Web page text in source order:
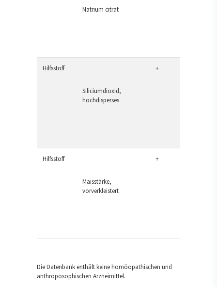
Natrium citrat
Hilfsstoff
Siliciumdioxid,
hochdisperses
+
Hilfsstoff
Maisstärke,
vorverkleistert
+
Die Datenbank enthält keine homöopathischen und
anthroposophischen Arzneimittel.